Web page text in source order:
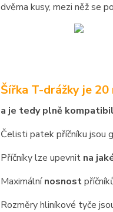
dvěma kusy, mezi něž se
Šířka T-drážky je 20
a je tedy plně
Čelisti patek příčníku jsou
Příčníky lze upevnit na
Maximálnínosnost
Rozměry hliníkové tyče